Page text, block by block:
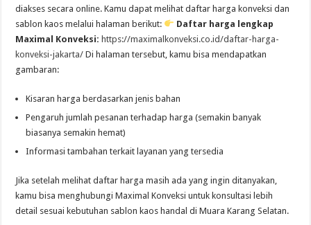
diakses secara online. Kamu dapat melihat daftar harga konveksi dan
sablon kaos melalui halaman berikut:
Daftar harga lengkap
Maximal Konveksi: https://maximalkonveksi.co.id/daftar-harga-
konveksi-jakarta/ Di halaman tersebut, kamu bisa mendapatkan
gambaran:
Kisaran harga berdasarkan jenis bahan
Pengaruh jumlah pesanan terhadap harga (semakin banyak
biasanya semakin hemat)
Informasi tambahan terkait layanan yang tersedia
Jika setelah melihat daftar harga masih ada yang ingin ditanyakan,
kamu bisa menghubungi Maximal Konveksi untuk konsultasi lebih
detail sesuai kebutuhan sablon kaos handal di Muara Karang Selatan.